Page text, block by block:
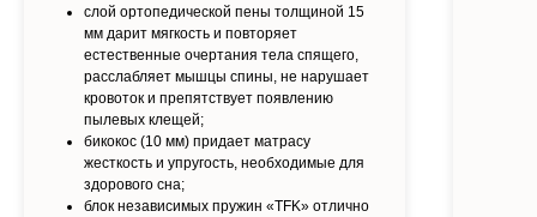
слой ортопедической пены толщиной 15
мм дарит мягкость и повторяет
естественные очертания тела спящего,
расслабляет мышцы спины, не нарушает
кровоток и препятствует появлению
пылевых клещей;
бикокос (10 мм) придает матрасу
жесткость и упругость, необходимые для
здорового сна;
блок независимых пружин «TFK» отлично